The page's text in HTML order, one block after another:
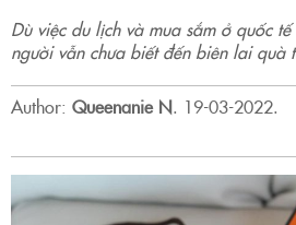
Dù việc du lịch và mua sắm ở quốc
người vẫn chưa biết đến biên lai quà
Author: Queenanie N. 19-03-2022.